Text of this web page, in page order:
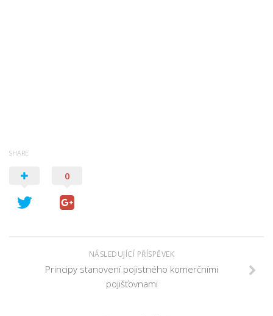
SHARE
0
NÁSLEDUJÍCÍ PŘÍSPĚVEK
Principy stanovení pojistného komerčními
pojišťovnami